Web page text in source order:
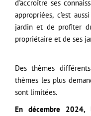
d'accroître ses
appropriées, c’est
jardin et de profiter
propriétaire et de ses
Des thèmes
thèmes les plus
sont limitées.
En décembre 2024,